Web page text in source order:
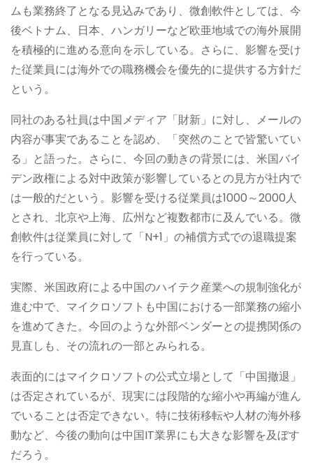
ムも業務終了となる見込みであり、微創軟件としては、今
後ベトナム、日本、ハンガリーなど欧亜地域での海外展開
を積極的に進める意向を示している。さらに、影響を受け
た従業員には海外での職務機会を優先的に提供する方針だ
という。
同社のある社員は中国メディア「財新」に対し、メールの
内容が事実であることを認め、「突然のことで皆驚いてい
る」と語った。さらに、今回の動きの背景には、米国バイ
デン政権による対中政策が影響しているとの見方が社内で
は一般的だという。影響を受ける従業員は1000～2000人
とされ、北京や上海、広州など複数都市に及んでいる。微
創軟件は従業員に対して「N+1」の補償方式での退職提案
を行っている。
実際、米国政府による中国のハイテク産業への規制強化が
進む中で、マイクロソフトも中国における一部業務の縮小
を進めてきた。今回のような外部ベンダーとの提携関係の
見直しも、その流れの一部とみられる。
表面的にはマイクロソフトの公式立場として「中国撤退」
は否定されているが、現実には段階的な縮小や再編が進ん
でいることは否定できない。特に技術移転や人材の海外移
動など、今後の動向は中国IT業界にも大きな影響を及ぼす
だろう。